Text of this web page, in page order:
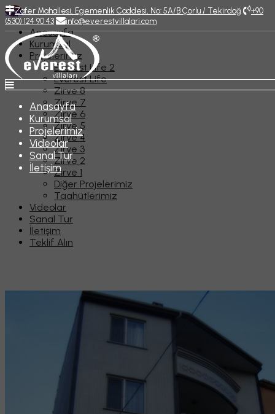
Top
Anasayfa
Kurumsal
Projelerimiz
Everest Life 2
Everest Life
Zirve 8
Zirve 7
Zirve 6
Zirve 5
Zirve 4
Zirve 3
Zirve 2
Zirve 1
Diğer Projelerimiz
Taahütlerimiz
Videolar
Sanal Tur
İletişim
Teklif Alın
Zafer Mahallesi, Egemenlik Caddesi, No: 5A/B Çorlu / Tekirdağ
+90
(530) 124 90 43
info@everestvillalari.com
Anasayfa
Kurumsal
Projelerimiz
Videolar
Sanal Tur
İletişim